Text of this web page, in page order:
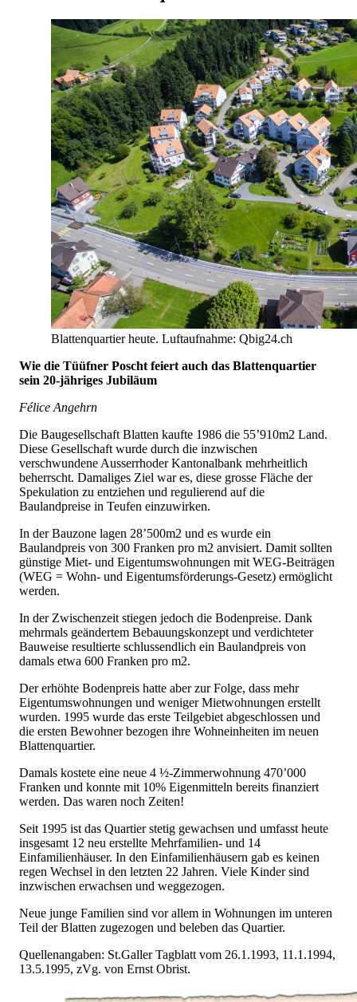
Blattenquartier heute. Luftaufnahme: Qbig24.ch
Wie die Tüüfner Poscht feiert auch das Blattenquartier
sein 20-jähriges Jubiläum
Félice Angehrn
Die Baugesellschaft Blatten kaufte 1986 die 55’910m2 Land.
Diese Gesellschaft wurde durch die inzwischen
verschwundene Ausserrhoder Kantonalbank mehrheitlich
beherrscht. Damaliges Ziel war es, diese grosse Fläche der
Spekulation zu entziehen und regulierend auf die
Baulandpreise in Teufen einzuwirken.
In der Bauzone lagen 28’500m2 und es wurde ein
Baulandpreis von 300 Franken pro m2 anvisiert. Damit sollten
günstige Miet- und Eigentumswohnungen mit WEG-Beiträgen
(WEG = Wohn- und Eigentumsförderungs-Gesetz) ermöglicht
werden.
In der Zwischenzeit stiegen jedoch die Bodenpreise. Dank
mehrmals geändertem Bebauungskonzept und verdichteter
Bauweise resultierte schlussendlich ein Baulandpreis von
damals etwa 600 Franken pro m2.
Der erhöhte Bodenpreis hatte aber zur Folge, dass mehr
Eigentumswohnungen und weniger Mietwohnungen erstellt
wurden. 1995 wurde das erste Teilgebiet abgeschlossen und
die ersten Bewohner bezogen ihre Wohneinheiten im neuen
Blattenquartier.
Damals kostete eine neue 4 ½-Zimmerwohnung 470’000
Franken und konnte mit 10% Eigenmitteln bereits finanziert
werden. Das waren noch Zeiten!
Seit 1995 ist das Quartier stetig gewachsen und umfasst heute
insgesamt 12 neu erstellte Mehrfamilien- und 14
Einfamilienhäuser. In den Einfamilienhäusern gab es keinen
regen Wechsel in den letzten 22 Jahren. Viele Kinder sind
inzwischen erwachsen und weggezogen.
Neue junge Familien sind vor allem in Wohnungen im unteren
Teil der Blatten zugezogen und beleben das Quartier.
Quellenangaben: St.Galler Tagblatt vom 26.1.1993, 11.1.1994,
13.5.1995, zVg. von Ernst Obrist.